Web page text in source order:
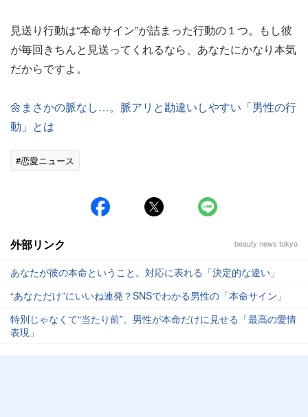
見送り行動は“本命サイン”が詰まった行動の１つ。もし彼
が毎回きちんと見送ってくれるなら、あなたにかなり本気
だからですよ。
🌼まさかの脈なし…。脈アリと勘違いしやすい「男性の行
動」とは
#恋愛ニュース
外部リンク beauty news tokyo
あなたが彼の本命ということ。対応に表れる「決定的な違い」
“あなただけ”にいいね連発？SNSでわかる男性の「本命サイン」
特別じゃなくて“当たり前”。男性が本命だけに見せる「最高の愛情
表現」